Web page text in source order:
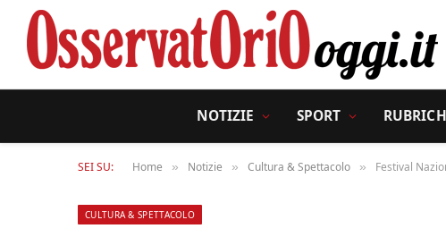
NOTIZIE SPORT
SEI SU: Home » Notizie » Cultura & Spettacolo » Festival
CULTURA & SPETTACOLO